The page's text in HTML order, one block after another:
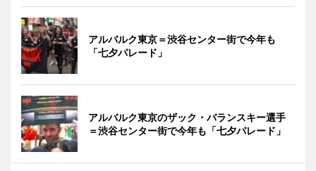
アルバルク東京＝渋谷センター街で今年も
「七夕パレード」
アルバルク東京のザック・バランスキー選手
＝渋谷センター街で今年も「七夕パレード」